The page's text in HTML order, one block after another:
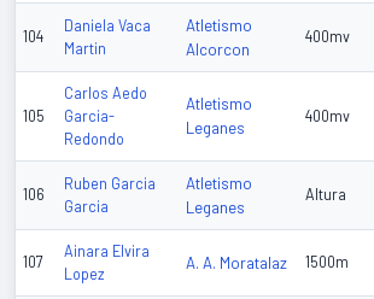
104
Daniela Vaca
Martin
Atletismo
Alcorcon
400mv
105
Carlos Aedo
Garcia-
Redondo
Atletismo
Leganes
400mv
106
Ruben Garcia
Garcia
Atletismo
Leganes
Altura
107
Ainara Elvira
Lopez
A. A. Moratalaz 1500m